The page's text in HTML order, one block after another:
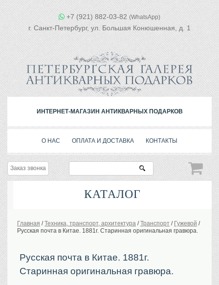
+7 (921) 882-03-82 (WhatsApp)
г. Санкт-Петербург, ул. Большая Конюшенная, д. 1
ИНТЕРНЕТ-МАГАЗИН АНТИКВАРНЫХ ПОДАРКОВ
О НАС ОПЛАТА И ДОСТАВКА КОНТАКТЫ
Заказ звонка
КАТАЛОГ
История Российской империи. Обычаи
Предметы VIP
Портреты царской семьи
Главная /Техника, транспорт, архитектура /Транспорт / Гужевой /
Русская почта в Китае. 1881г. Старинная оригинальная гравюра.
Русская почта в Китае. 1881г.
Старинная оригинальная гравюра.